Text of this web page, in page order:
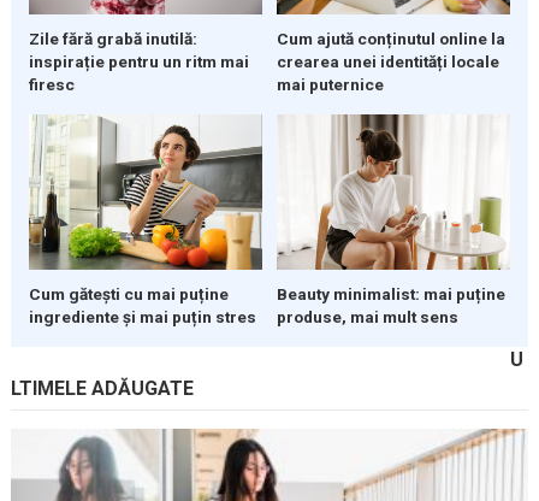
Zile fără grabă inutilă:
inspirație pentru un ritm mai
firesc
Cum ajută conținutul online la
crearea unei identități locale
mai puternice
Cum gătești cu mai puține
ingrediente și mai puțin stres
Beauty minimalist: mai puține
produse, mai mult sens
U
LTIMELE ADĂUGATE